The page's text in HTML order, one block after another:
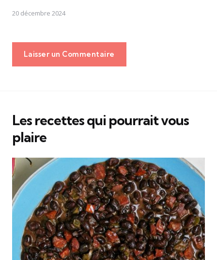
20 décembre 2024
Laisser un Commentaire
Les recettes qui pourrait vous
plaire